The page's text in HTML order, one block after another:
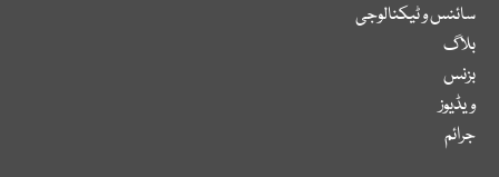
سائنس و ٹیکنالوجی
بلاگ
بزنس
ویڈیوز
جرائم